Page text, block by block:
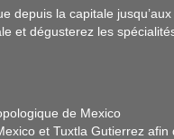
depuis la capitale
et dégusterez les
de Mexico
et Tuxtla Gutierrez